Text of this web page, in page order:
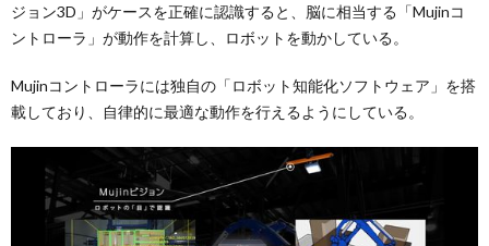
ジョン3D」がケースを正確に認識すると、脳に相当する「Mujinコ
ントローラ」が動作を計算し、ロボットを動かしている。
Mujinコントローラには独自の「ロボット知能化ソフトウェア」を搭
載しており、自律的に最適な動作を行えるようにしている。